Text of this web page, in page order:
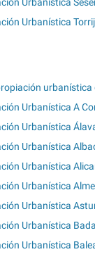
Urbanística
urbanística
Urbanística A
Urbanística
Urbanística
Urbanística
Urbanística
Urbanística
Urbanística
Urbanística